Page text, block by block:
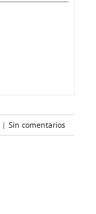
| Sin comentarios